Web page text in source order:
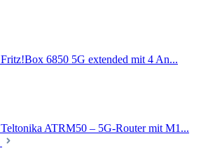
Fritz!Box 6850 5G extended mit 4 An...
Teltonika ATRM50 – 5G-Router mit M1...